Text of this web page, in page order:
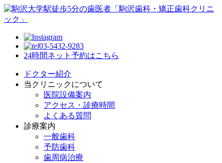
03-5432-9283
24時間ネット予約はこちら
ドクター紹介
当クリニックについて
医院設備案内
アクセス・診療時間
よくある質問
診療案内
一般歯科
予防歯科
歯周病治療